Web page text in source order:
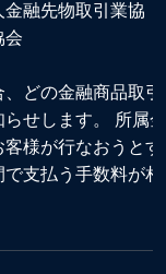
融先物取引業協
会
どの金融商品取引
せします。 所属金
様が行なおうとす
支払う手数料が相